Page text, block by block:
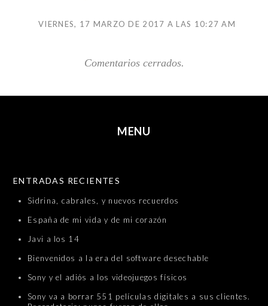
VIERNES, 17 MARZO DE 2017 A LAS 10:27 AM
Comentarios cerrados.
MENU
ENTRADAS RECIENTES
Sidrina, cabrales, y nuevos recuerdos
España de mi vida y de mi corazón
Javi a los 14
Bienvenidos a la era del software desechable
Sony y el adiós a los videojuegos físicos
Sony va a borrar 551 películas digitales a sus clientes.